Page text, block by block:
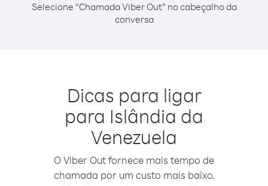
Selecione “Chamada Viber Out” no cabeçalho da
conversa
Dicas para ligar
para Islândia da
Venezuela
O Viber Out fornece mais tempo de
chamada por um custo mais baixo.